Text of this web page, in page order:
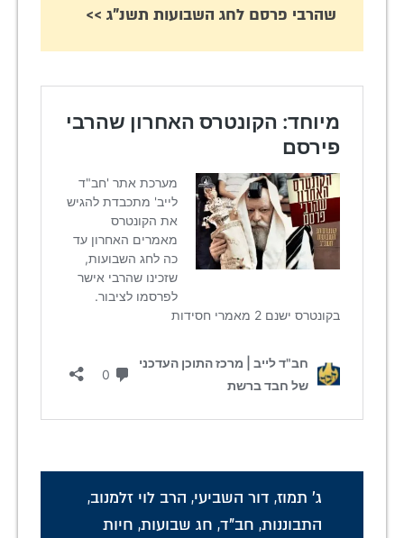
שהרבי פרסם לחג השבועות תשנ"ג >>
ג' תמוז, דור השביעי, הרב לוי זלמנוב,
התבוננות, חב"ד, חג שבועות, חיות